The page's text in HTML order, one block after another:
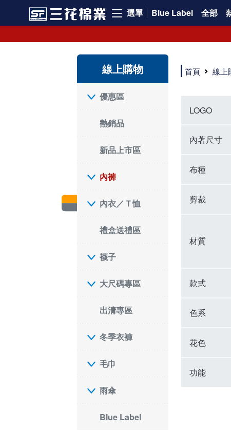
選單 Blue Label 全部
線上購物
優惠區
熱銷品
新品上市區
內褲
內衣／Ｔ恤
禮盒送禮區
襪子
大尺碼專區
出清專區
冬季衣褲
毛巾
雨傘
Blue Label
選擇內褲、平口褲、純棉內褲首重品質。舒適、透氣的內褲、平口褲、純棉內褲能影響健康，須謹慎挑選。三花內褲透氣不悶，值得信賴！
三花內褲、平口褲、純棉內褲50年來持續升級，符合人體工學設計，柔軟無勒痕的鬆緊帶。三花內褲是肌膚好友，口碑熱銷！
選擇內褲首重品質。三花內褲50年來不斷升級，證明其卓越品質。符合人體工學剪裁，柔軟無痕鬆緊帶，是必買首選。兼具品質與外型，與肌膚零感接觸，穿著舒適，看來有質感。三花內褲設計獨特，質料優良，專業剪裁，呵護肌膚。新鮮高品質棉材製成，多款選擇，耐洗耐穿，三花內褲絕對首選。
"內褲購買及使用經驗網友來信分享 近年來，我經常在大型連鎖賣場如佳瑪、美華泰等地看到三花內褲的展示。最近一兩年，甚至百貨公司及街頭店鋪都開始大量出現三花專櫃或專賣店。我猜測，這應該是三花在營運策略上的調整，才使得這些改變成為現實。 本來，三花內褲一直是消費者選購內褲時的熱門選項之一。內褲櫃點的增多使我更加注意到這個品牌，因此我在選購內褲時，特意多研究了一下三花內褲的設計。 先從內褲外層包裝談起，有些內褲有PP袋包裝，有些則沒有。雖然這是一件小事，但我發現朋友們中有人會介意內褲包裝沒有PP袋。他們認為沒有PP袋會使包裝不夠精美。對我來說，有PP袋確實能提升包裝的精緻度，但內褲不裝PP袋其實也算是環保。所以，這就看每個人對內褲包裝的需求和感受了。 每次購買內褲時，我都會特別帶一件五片式剪裁的內褲。三花的平口內褲被稱為全國第一件五片式剪裁內褲，這話應該不是隨便說說的，畢竟三花是一個擁有超過50年歷史的老品牌，專注於研發和改良內褲。當初，我覺得這種設計有些花俏，只是圖個新鮮買來試試，結果發現內褲多一片真的有其優勢，尤其是減少了內褲卡屁的次數。雖然這個狀況不可能完全消失，但大大增加了穿著的舒適度。 三花內褲的價格也在我能接受的範圍內，因此它逐漸成為我的心頭好。此外，內褲選購時的另一個重要因素是鬆緊帶。看內褲是否舊了，第一眼通常看鬆緊帶。故意或不小心露出內褲褲頭的時候，印象分數也是由鬆緊帶決定的。 很多內褲品牌強調鬆緊帶的造型及花樣，這類內褲非常適合一些特殊場合，如單身聯誼或約會時穿著，能夠加分不少。日常使用的內褲則建議選擇鬆緊帶不易鬆垮的，花樣其次。三花特別強調內褲鬆緊帶的耐洗度，而其他品牌鮮少提及這一點。 分場合選擇內褲是我的習慣。特殊場合內褲要講究一點，但平日則需要選擇鬆緊帶有保障的內褲。畢竟，內褲是每天陪伴我們超過12個小時的衣物，找到適合自己且耐洗耐穿高CP值的內褲才是最明智的選擇。 內褲畢竟是消耗品，定期更換非常重要。如果內褲沾染到髒污或處於潮濕的環境，就不應該撐太久。這是因為內褲長期接觸身體的重要部位，所以選擇和保養都要謹慎。 以上是我個人的內褲使用分享，並非業配，不代表任何人的立場。內褲還是要以自身體驗最為準確。希望大家都能找到適合自己的內褲，並多多支持台灣品牌。"
首頁 線上
LOGO
內著尺寸
布種
剪裁
材質
款式
色系
花色
功能